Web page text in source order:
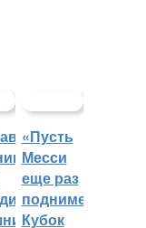
«Пусть
Месси
еще раз
поднимет
Кубок